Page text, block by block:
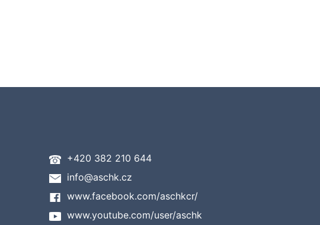
+420 382 210 644
info@aschk.cz
www.facebook.com/aschkcr/
www.youtube.com/user/aschk